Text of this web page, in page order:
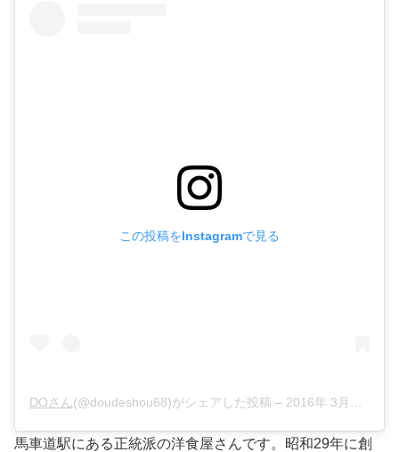
この投稿をInstagramで見る
DOさん(@doudeshou68)がシェアした投稿 – 2016年 3月月24日午後10時57分PDT
馬車道駅にある正統派の洋食屋さんです。昭和29年に創